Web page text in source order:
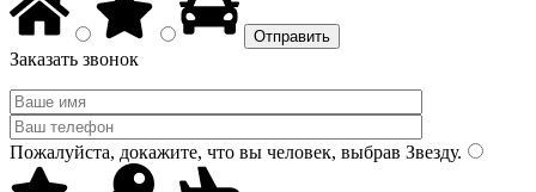
Заказать звонок
Пожалуйста, докажите, что вы человек, выбрав Звезду.